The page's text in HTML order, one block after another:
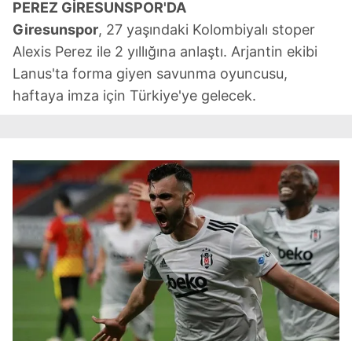
PEREZ GİRESUNSPOR'DA
Giresunspor, 27 yaşındaki Kolombiyalı stoper
Alexis Perez ile 2 yıllığına anlaştı. Arjantin ekibi
Lanus'ta forma giyen savunma oyuncusu,
haftaya imza için Türkiye'ye gelecek.